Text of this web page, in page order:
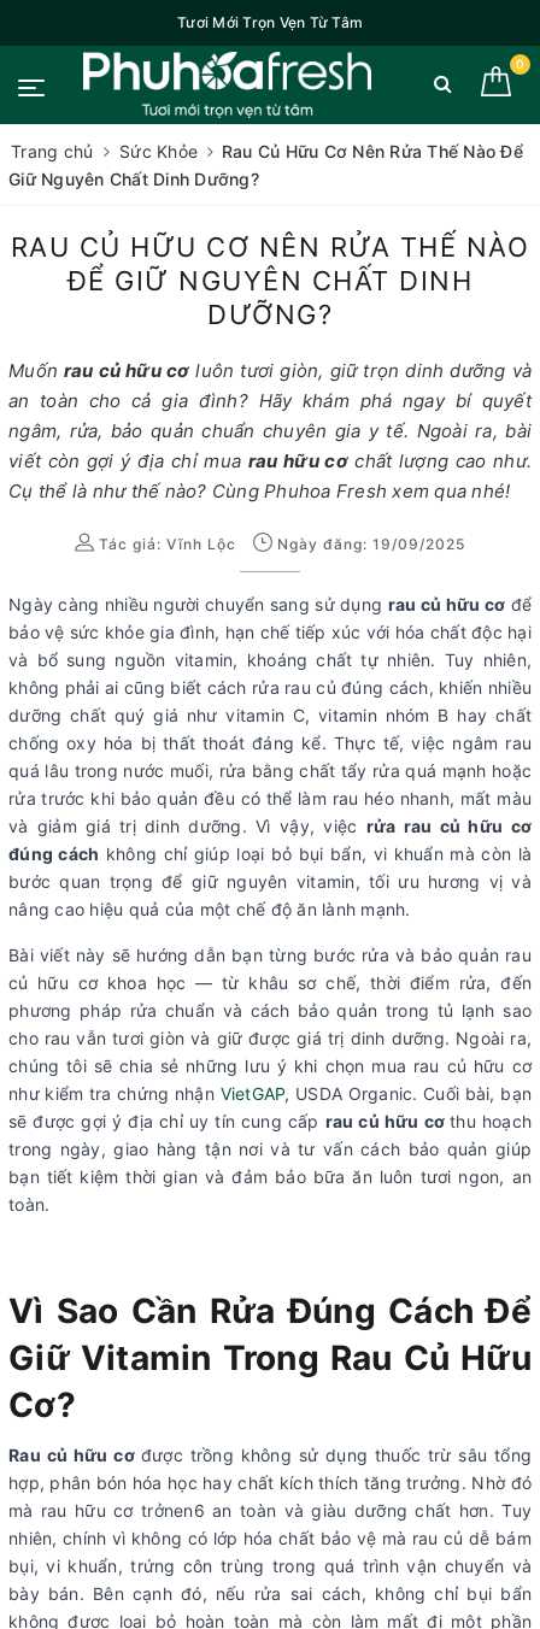
Tươi Mới Trọn Vẹn Từ Tâm
0
Trang chủ Sức Khỏe
Rau Củ Hữu Cơ Nên Rửa Thế Nào Để
Giữ Nguyên Chất Dinh Dưỡng?
RAU CỦ HỮU CƠ NÊN RỬA THẾ NÀO
ĐỂ GIỮ NGUYÊN CHẤT DINH
DƯỠNG?
Muốn rau củ hữu cơ luôn tươi giòn, giữ trọn dinh dưỡng và
an toàn cho cả gia đình? Hãy khám phá ngay bí quyết
ngâm, rửa, bảo quản chuẩn chuyên gia y tế. Ngoài ra, bài
viết còn gợi ý địa chỉ mua rau hữu cơchất lượng cao như.
Cụ thể là như thế nào? Cùng Phuhoa Fresh xem qua nhé!
Tác giả: Vĩnh Lộc Ngày đăng: 19/09/2025
Ngày càng nhiều người chuyển sang sử dụng rau củ hữu cơ để
bảo vệ sức khỏe gia đình, hạn chế tiếp xúc với hóa chất độc hại
và bổ sung nguồn vitamin, khoáng chất tự nhiên. Tuy nhiên,
không phải ai cũng biết cách rửa rau củ đúng cách, khiến nhiều
dưỡng chất quý giá như vitamin C, vitamin nhóm B hay chất
chống oxy hóa bị thất thoát đáng kể. Thực tế, việc ngâm rau
quá lâu trong nước muối, rửa bằng chất tẩy rửa quá mạnh hoặc
rửa trước khi bảo quản đều có thể làm rau héo nhanh, mất màu
và giảm giá trị dinh dưỡng. Vì vậy, việc rửa rau củ hữu cơ
đúng cách không chỉ giúp loại bỏ bụi bẩn, vi khuẩn mà còn là
bước quan trọng để giữ nguyên vitamin, tối ưu hương vị và
nâng cao hiệu quả của một chế độ ăn lành mạnh.
Bài viết này sẽ hướng dẫn bạn từng bước rửa và bảo quản rau
củ hữu cơ khoa học — từ khâu sơ chế, thời điểm rửa, đến
phương pháp rửa chuẩn và cách bảo quản trong tủ lạnh sao
cho rau vẫn tươi giòn và giữ được giá trị dinh dưỡng. Ngoài ra,
chúng tôi sẽ chia sẻ những lưu ý khi chọn mua rau củ hữu cơ
như kiểm tra chứng nhận VietGAP, USDA Organic. Cuối bài, bạn
sẽ được gợi ý địa chỉ uy tín cung cấp rau củ hữu cơthu hoạch
trong ngày, giao hàng tận nơi và tư vấn cách bảo quản giúp
bạn tiết kiệm thời gian và đảm bảo bữa ăn luôn tươi ngon, an
toàn.
Vì Sao Cần Rửa Đúng Cách Để
Giữ Vitamin Trong Rau Củ Hữu
Cơ?
Rau củ hữu cơ được trồng không sử dụng thuốc trừ sâu tổng
hợp, phân bón hóa học hay chất kích thích tăng trưởng. Nhờ đó
mà rau hữu cơ trởnen6 an toàn và giàu dưỡng chất hơn. Tuy
nhiên, chính vì không có lớp hóa chất bảo vệ mà rau củ dễ bám
bụi, vi khuẩn, trứng côn trùng trong quá trình vận chuyển và
bày bán. Bên cạnh đó, nếu rửa sai cách, không chỉ bụi bẩn
không được loại bỏ hoàn toàn mà còn làm mất đi một phần